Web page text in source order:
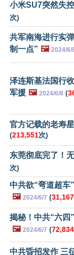
小米SU7突然失
次)
共军南海进行实
制一点” 🖼️ 2024/6/
泽连斯基法国行
军援 🖼️ 2024/6/8 (
官方记载的老寿
(213,551次)
东莞彻底完了！
次)
中共欲“弯道超车
🖼️ 2024/6/7 (31,167
揭秘！中共“六四
🖼️ 2024/6/7 (72,834
中共昏招发作 三